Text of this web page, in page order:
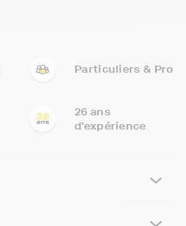
Particuliers & Pro
26 ans
d'expérience